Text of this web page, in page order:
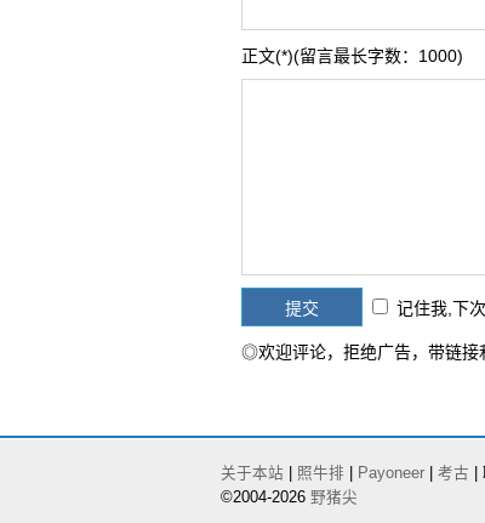
正文(*)(留言最长字数：1000)
记住我,下
◎欢迎评论，拒绝广告，带链接
关于本站 照牛排 Payoneer 考古 |
©2004-2026 野猪尖